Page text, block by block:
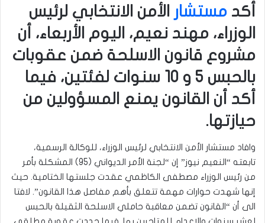
أكد مستشار الأمن الانتخابي لرئيس
الوزراء، مهند نعيم، اليوم الأربعاء، أن
مشروع قانون الاسلحة ضمن عقوبات
بالحبس 5 و 10 سنوات لفئتين، فيما
أكد أن القانون يمنع المسؤولين من
حيازتها.
وافاد مستشار الأمن الانتخابي لرئيس الوزراء، للوكالة الرسمية،
تابعته “النعيم نيوز” إن “لجنة الأمر الديواني (95) المشكلة بأمر
من رئيس الوزراء مصطفى الكاظمي عقدت جلستها الختامية. حيث
إنها شهدت حوارات مهمة تتعلق بأهم مفاصل هذا القانون”. لافتا
الى أن “القانون تضمن معاقبة حاملي الاسلحة الثقيلة بالحبس
لعشر سنوات والاعدام للمتاجرين بها. فيما حددت عقوبة مطلقي